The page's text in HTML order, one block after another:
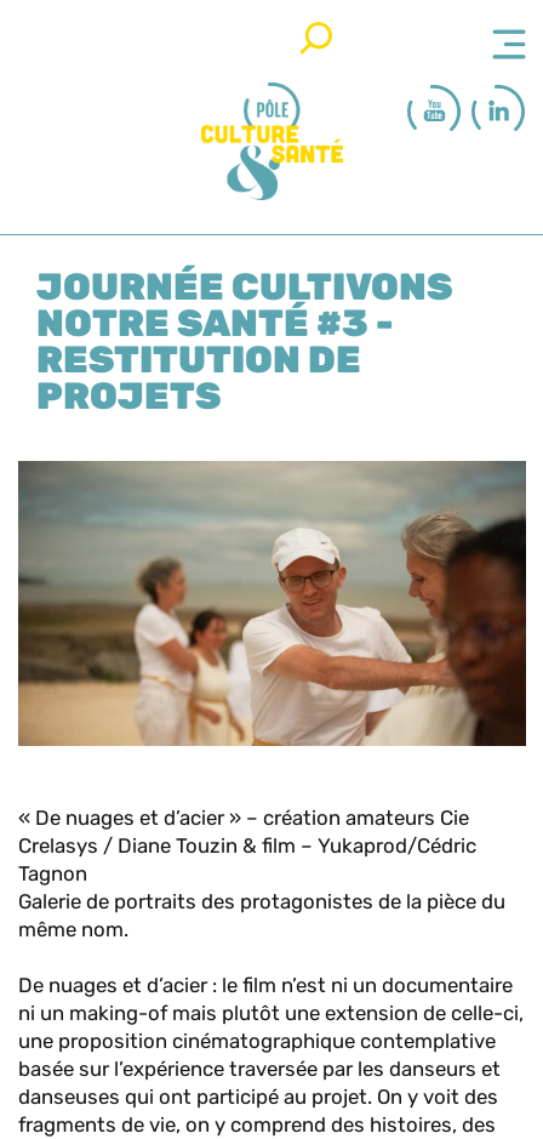
JOURNÉE CULTIVONS
NOTRE SANTÉ #3 -
RESTITUTION DE
PROJETS
« De nuages et d’acier » – création amateurs Cie
Crelasys / Diane Touzin & film – Yukaprod/Cédric
Tagnon
Galerie de portraits des protagonistes de la pièce du
même nom.
De nuages et d’acier : le film n’est ni un documentaire
ni un making-of mais plutôt une extension de celle-ci,
une proposition cinématographique contemplative
basée sur l’expérience traversée par les danseurs et
danseuses qui ont participé au projet. On y voit des
fragments de vie, on y comprend des histoires, des